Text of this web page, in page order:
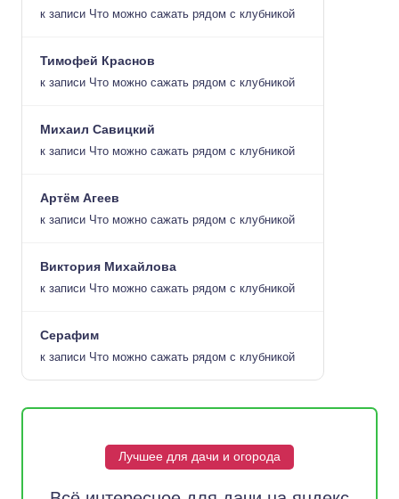
к записи Что можно сажать рядом с клубникой
Тимофей Краснов
к записи Что можно сажать рядом с клубникой
Михаил Савицкий
к записи Что можно сажать рядом с клубникой
Артём Агеев
к записи Что можно сажать рядом с клубникой
Виктория Михайлова
к записи Что можно сажать рядом с клубникой
Серафим
к записи Что можно сажать рядом с клубникой
Лучшее для дачи и огорода